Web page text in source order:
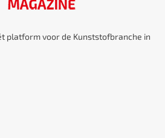
platform voor de Kunststofbranche in